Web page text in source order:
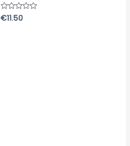
Įvertinimas:
0
€11.50